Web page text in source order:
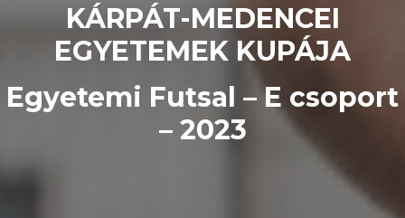
KÁRPÁT-MEDENCEI
EGYETEMEK KUPÁJA
Egyetemi Futsal – E csoport
– 2023